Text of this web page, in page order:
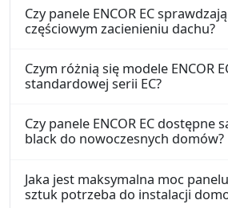
Czy panele ENCOR EC
częściowym zacienieniu dachu?
Czym różnią się modele ENCOR
standardowej serii EC?
Czy panele ENCOR EC dostępne
black do nowoczesnych domów?
Jaka jest maksymalna moc panelu
sztuk potrzeba do instalacji